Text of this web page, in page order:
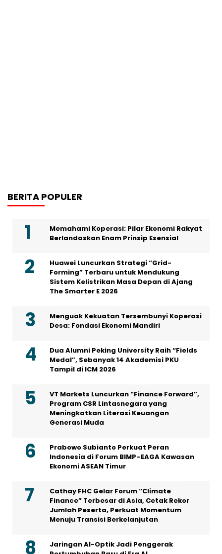
BERITA POPULER
Memahami Koperasi: Pilar Ekonomi Rakyat
Berlandaskan Enam Prinsip Esensial
Huawei Luncurkan Strategi “Grid-
Forming” Terbaru untuk Mendukung
Sistem Kelistrikan Masa Depan di Ajang
The Smarter E 2026
Menguak Kekuatan Tersembunyi Koperasi
Desa: Fondasi Ekonomi Mandiri
Dua Alumni Peking University Raih “Fields
Medal”, Sebanyak 14 Akademisi PKU
Tampil di ICM 2026
VT Markets Luncurkan “Finance Forward”,
Program CSR Lintasnegara yang
Meningkatkan Literasi Keuangan
Generasi Muda
Prabowo Subianto Perkuat Peran
Indonesia di Forum BIMP–EAGA Kawasan
Ekonomi ASEAN Timur
Cathay FHC Gelar Forum “Climate
Finance” Terbesar di Asia, Cetak Rekor
Jumlah Peserta, Perkuat Momentum
Menuju Transisi Berkelanjutan
Jaringan AI-Optik Jadi Penggerak